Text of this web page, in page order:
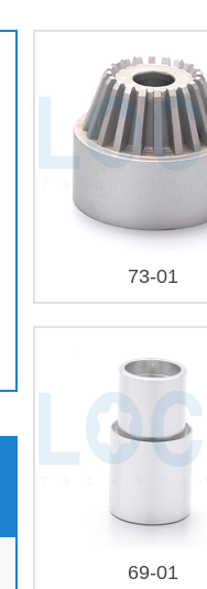
73-01
69-01